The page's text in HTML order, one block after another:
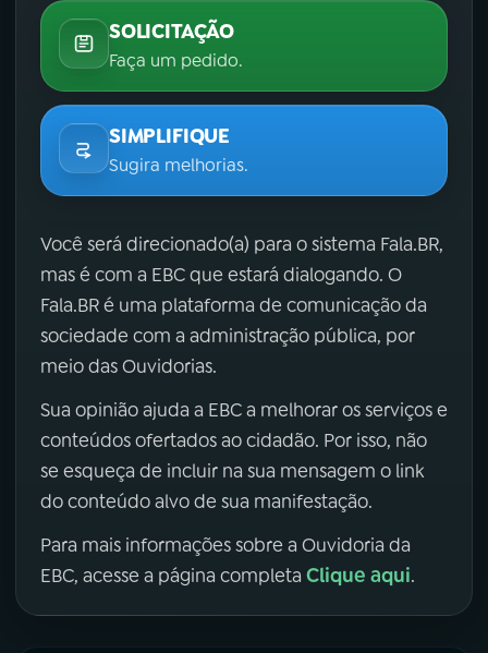
SOLICITAÇÃO
Faça um pedido.
SIMPLIFIQUE
Sugira melhorias.
Você será direcionado(a) para o sistema Fala.BR,
mas é com a EBC que estará dialogando. O
Fala.BR é uma plataforma de comunicação da
sociedade com a administração pública, por
meio das Ouvidorias.
Sua opinião ajuda a EBC a melhorar os serviços e
conteúdos ofertados ao cidadão. Por isso, não
se esqueça de incluir na sua mensagem o link
do conteúdo alvo de sua manifestação.
Para mais informações sobre a Ouvidoria da
EBC, acesse a página completa Clique aqui.